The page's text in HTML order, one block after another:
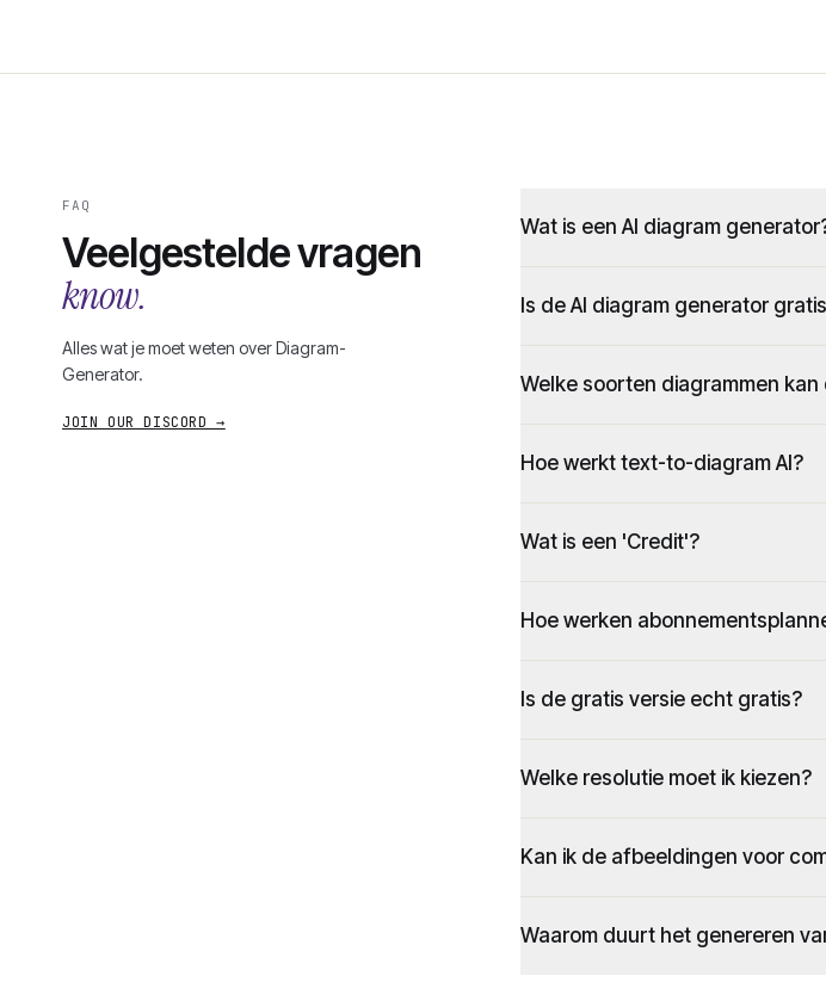
FAQ
Veelgestelde vragen
know.
Alles wat je moet weten over Diagram-
Generator.
JOIN OUR DISCORD →
Wat is een AI diagram
Is de AI diagram generator
Welke soorten diagrammen kan
Hoe werkt text-to-diagram AI?
Wat is een 'Credit'?
Hoe werken
Is de gratis versie echt gratis?
Welke resolutie moet ik kiezen?
Kan ik de afbeeldingen voor
Waarom duurt het genereren